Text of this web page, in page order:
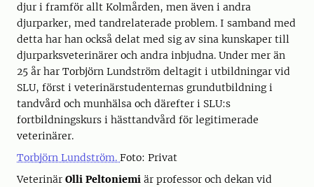
djur i framför allt Kolmården, men även i andra
djurparker, med tandrelaterade problem. I samband med
detta har han också delat med sig av sina kunskaper till
djurparksveterinärer och andra inbjudna. Under mer än
25 år har Torbjörn Lundström deltagit i utbildningar vid
SLU, först i veterinärstudenternas grundutbildning i
tandvård och munhälsa och därefter i SLU:s
fortbildningskurs i hästtandvård för legitimerade
veterinärer.
Torbjörn Lundström. Foto: Privat
Veterinär Olli Peltoniemi är professor och dekan vid